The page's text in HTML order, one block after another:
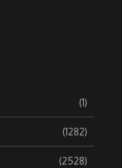
(1)
(1282)
(2528)